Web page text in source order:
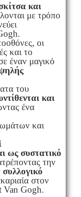
και
με τρόπο
οι
και το
έναν μαγικό
του
και
ένα
και
ως συστατικό
την
συλλογικό
στον
Van Gogh.